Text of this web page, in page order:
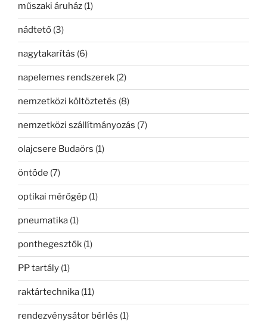
műszaki áruház (1)
nádtető (3)
nagytakarítás (6)
napelemes rendszerek (2)
nemzetközi költöztetés (8)
nemzetközi szállítmányozás (7)
olajcsere Budaörs (1)
öntöde (7)
optikai mérőgép (1)
pneumatika (1)
ponthegesztők (1)
PP tartály (1)
raktártechnika (11)
rendezvénysátor bérlés (1)